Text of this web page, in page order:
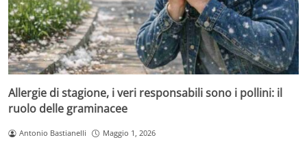
Allergie di stagione, i veri responsabili sono i pollini: il
ruolo delle graminacee
Antonio Bastianelli Maggio 1, 2026